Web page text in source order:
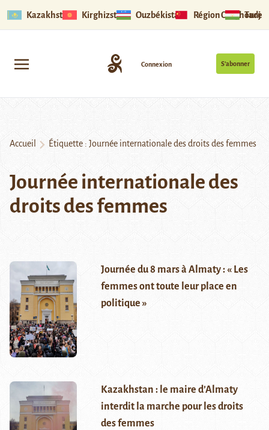
Kazakhstan Kirghizstan Ouzbékistan Région Ouïghoure
S’abonner
Connexion
Accueil Étiquette : Journée internationale des droits des femmes
Journée internationale des
droits des femmes
Journée du 8 mars à Almaty : « Les
femmes ont toute leur place en
politique »
Kazakhstan : le maire d’Almaty
interdit la marche pour les droits
des femmes